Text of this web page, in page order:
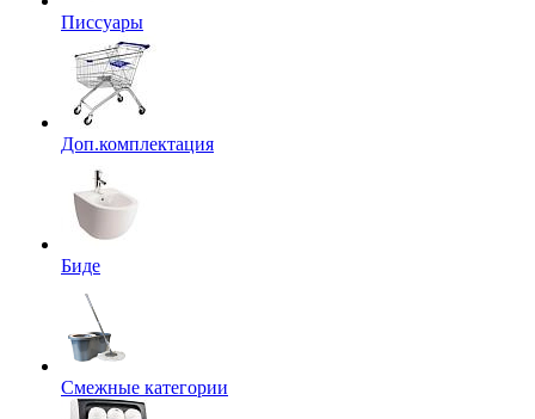
Писсуары
Доп.комплектация
Биде
Смежные категории